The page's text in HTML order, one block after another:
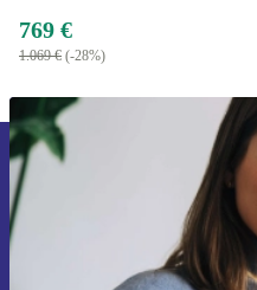
769 €
1.069 € (-28%)
Subscreve
primeira
Não percas